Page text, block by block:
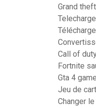
Grand
Call of
Fortnite
Gta 4
Jeu de
Changer